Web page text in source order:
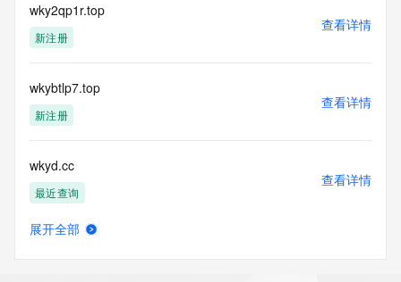
wky2qp1r.top
新注册
查看详情
wkybtlp7.top
新注册
查看详情
wkyd.cc
最近查询
查看详情
展开全部